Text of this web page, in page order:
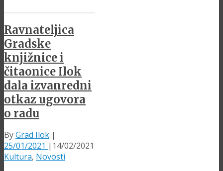
Ravnateljica
Gradske
knjižnice i
čitaonice Ilok
dala izvanredni
otkaz ugovora
o radu
ByGrad Ilok |
25/01/2021 | 14/02/2021
Kultura, Novosti